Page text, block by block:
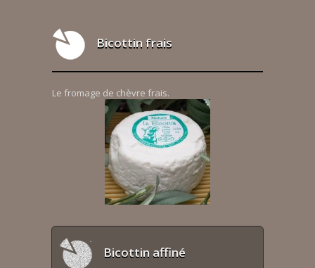
Bicottin frais
Le fromage de chèvre frais.
Bicottin affiné